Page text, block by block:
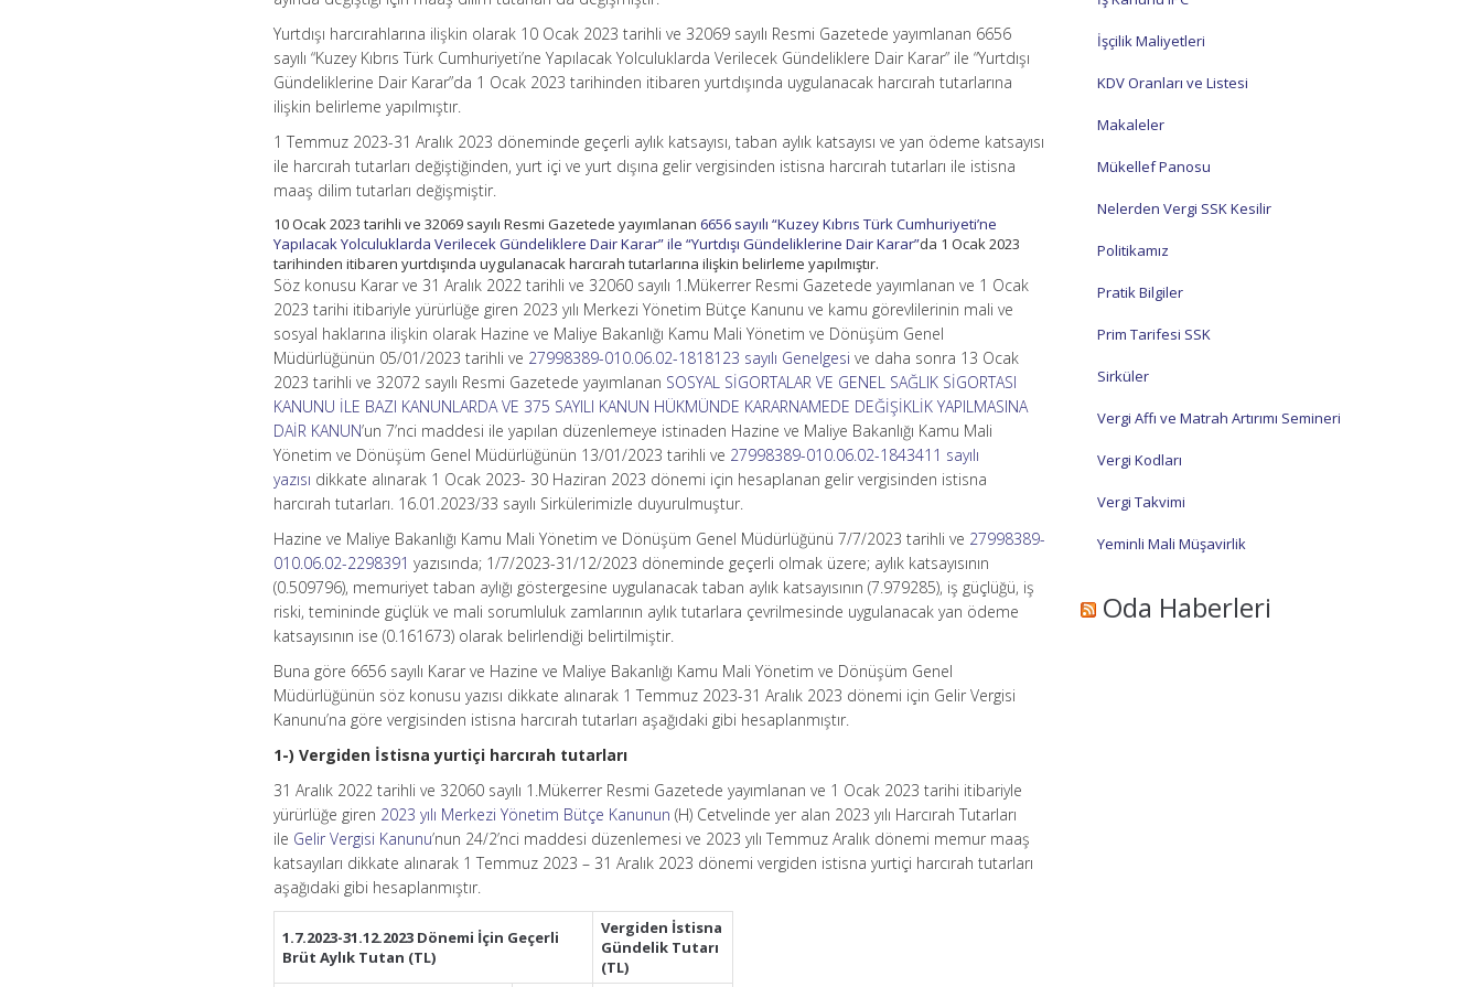
Yurtdışı harcırahlarına ilişkin olarak 10 Ocak 2023 tarihli ve 32069 sayılı Resmi Gazetede yayımlanan 6656
sayılı “Kuzey Kıbrıs Türk Cumhuriyeti’ne Yapılacak Yolculuklarda Verilecek Gündeliklere Dair Karar” ile “Yurtdışı
Gündeliklerine Dair Karar”da 1 Ocak 2023 tarihinden itibaren yurtdışında uygulanacak harcırah tutarlarına
ilişkin belirleme yapılmıştır.
1 Temmuz 2023-31 Aralık 2023 döneminde geçerli aylık katsayısı, taban aylık katsayısı ve yan ödeme katsayısı
ile harcırah tutarları değiştiğinden, yurt içi ve yurt dışına gelir vergisinden istisna harcırah tutarları ile istisna
maaş dilim tutarları değişmiştir.
10 Ocak 2023 tarihli ve 32069 sayılı Resmi Gazetede yayımlanan 6656 sayılı “Kuzey Kıbrıs Türk Cumhuriyeti’ne
Yapılacak Yolculuklarda Verilecek Gündeliklere Dair Karar” ile “Yurtdışı Gündeliklerine Dair Karar”da 1 Ocak 2023
tarihinden itibaren yurtdışında uygulanacak harcırah tutarlarına ilişkin belirleme yapılmıştır.
Söz konusu Karar ve 31 Aralık 2022 tarihli ve 32060 sayılı 1.Mükerrer Resmi Gazetede yayımlanan ve 1 Ocak
2023 tarihi itibariyle yürürlüğe giren 2023 yılı Merkezi Yönetim Bütçe Kanunu ve kamu görevlilerinin mali ve
sosyal haklarına ilişkin olarak Hazine ve Maliye Bakanlığı Kamu Mali Yönetim ve Dönüşüm Genel
Müdürlüğünün 05/01/2023 tarihli ve 27998389-010.06.02-1818123 sayılı Genelgesi ve daha sonra 13 Ocak
2023 tarihli ve 32072 sayılı Resmi Gazetede yayımlanan SOSYAL SİGORTALAR VE GENEL SAĞLIK SİGORTASI
KANUNU İLE BAZI KANUNLARDA VE 375 SAYILI KANUN HÜKMÜNDE KARARNAMEDE DEĞİŞİKLİK YAPILMASINA
DAİR KANUN’un 7’nci maddesi ile yapılan düzenlemeye istinaden Hazine ve Maliye Bakanlığı Kamu Mali
Yönetim ve Dönüşüm Genel Müdürlüğünün 13/01/2023 tarihli ve 27998389-010.06.02-1843411 sayılı
yazısı dikkate alınarak 1 Ocak 2023- 30 Haziran 2023 dönemi için hesaplanan gelir vergisinden istisna
harcırah tutarları. 16.01.2023/33 sayılı Sirkülerimizle duyurulmuştur.
Hazine ve Maliye Bakanlığı Kamu Mali Yönetim ve Dönüşüm Genel Müdürlüğünü 7/7/2023 tarihli ve 27998389-
010.06.02-2298391 yazısında; 1/7/2023-31/12/2023 döneminde geçerli olmak üzere; aylık katsayısının
(0.509796), memuriyet taban aylığı göstergesine uygulanacak taban aylık katsayısının (7.979285), iş güçlüğü, iş
riski, temininde güçlük ve mali sorumluluk zamlarının aylık tutarlara çevrilmesinde uygulanacak yan ödeme
katsayısının ise (0.161673) olarak belirlendiği belirtilmiştir.
Buna göre 6656 sayılı Karar ve Hazine ve Maliye Bakanlığı Kamu Mali Yönetim ve Dönüşüm Genel
Müdürlüğünün söz konusu yazısı dikkate alınarak 1 Temmuz 2023-31 Aralık 2023 dönemi için Gelir Vergisi
Kanunu’na göre vergisinden istisna harcırah tutarları aşağıdaki gibi hesaplanmıştır.
1-) Vergiden İstisna yurtiçi harcırah tutarları
31 Aralık 2022 tarihli ve 32060 sayılı 1.Mükerrer Resmi Gazetede yayımlanan ve 1 Ocak 2023 tarihi itibariyle
yürürlüğe giren 2023 yılı Merkezi Yönetim Bütçe Kanunun (H) Cetvelinde yer alan 2023 yılı Harcırah Tutarları
ile Gelir Vergisi Kanunu’nun 24/2’nci maddesi düzenlemesi ve 2023 yılı Temmuz Aralık dönemi memur maaş
katsayıları dikkate alınarak 1 Temmuz 2023 – 31 Aralık 2023 dönemi vergiden istisna yurtiçi harcırah tutarları
aşağıdaki gibi hesaplanmıştır.
1.7.2023-31.12.2023 Dönemi İçin Geçerli
Brüt Aylık Tutan (TL)
Vergiden İstisna
Gündelik Tutarı
(TL)
İşçilik Maliyetleri
KDV Oranları ve Listesi
Makaleler
Mükellef Panosu
Nelerden Vergi SSK Kesilir
Politikamız
Pratik Bilgiler
Prim Tarifesi SSK
Sirküler
Vergi Affı ve Matrah Artırımı Semineri
Vergi Kodları
Vergi Takvimi
Yeminli Mali Müşavirlik
Oda Haberleri